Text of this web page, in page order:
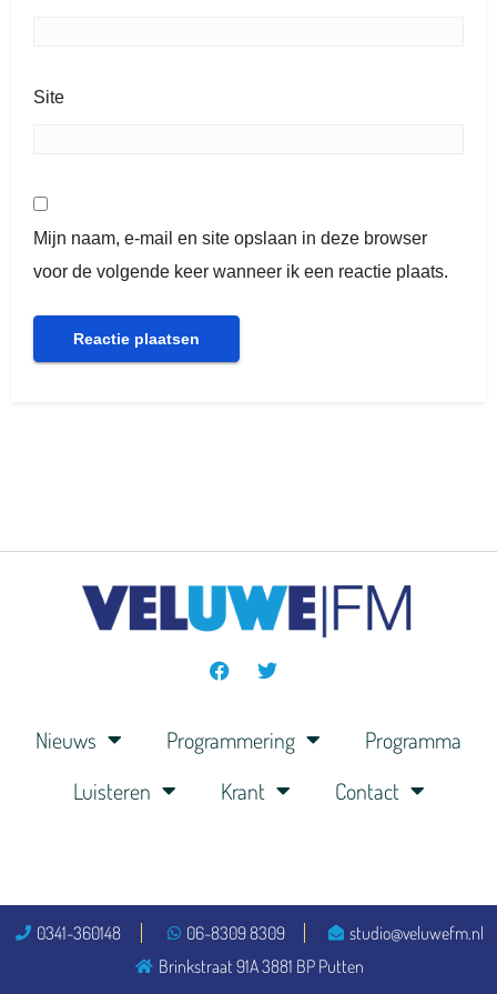
Site
Mijn naam, e-mail en site opslaan in deze browser
voor de volgende keer wanneer ik een reactie plaats.
Nieuws Programmering
Programma
Luisteren
Krant Contact
0341-360148 06-8309 8309
studio@veluwefm.nl
Brinkstraat 91A 3881 BP Putten